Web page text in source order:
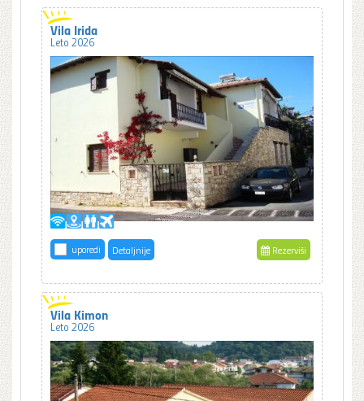
Vila Irida
Leto 2026
uporedi Detaljnije Rezerviši
Vila Kimon
Leto 2026